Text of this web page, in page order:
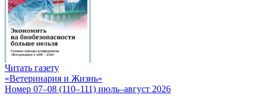
Читать газету
«Ветеринария и Жизнь»
Номер 07–08 (110–111) июль–август 2026